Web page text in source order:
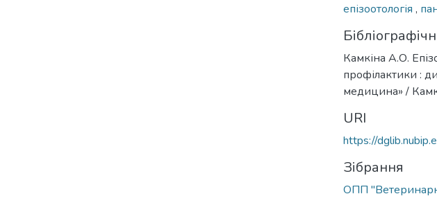
епізоотологія ,
Камкіна А.О.
профілактики :
медицина» /
URI
https://
Зібрання
ОПП